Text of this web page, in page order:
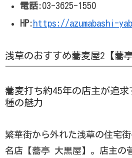
電話:03-3625-1550
HP: https://azumabashi-
浅草のおすすめ蕎麦屋2【蕎
蕎麦打ち約45年の店主が追
種の魅力
繁華街から外れた浅草の住宅
名店【蕎亭 大黒屋】。店主の